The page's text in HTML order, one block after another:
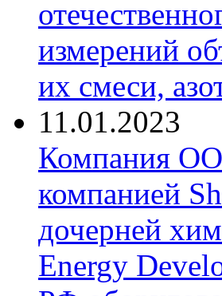
измерений
их смеси,
11.01.2023
Компания
компанией
дочерней
Energy